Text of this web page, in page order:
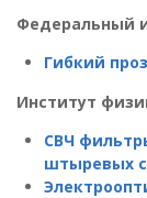
Федеральный
Гибкий
Институт
СВЧ
штыревых